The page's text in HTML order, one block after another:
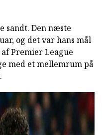
sandt. Den næste
og det var hans mål
Premier League
med et mellemrum på